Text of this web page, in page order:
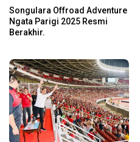
Songulara Offroad Adventure
Ngata Parigi 2025 Resmi
Berakhir.